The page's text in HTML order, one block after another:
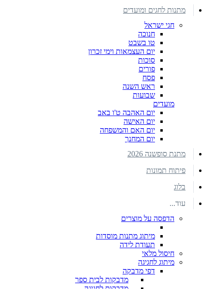
מתנות לחגים ומועדים
חגי ישראל
חנוכה
טו בשבט
יום העצמאות וימי זכרון
סוכות
פורים
פסח
ראש השנה
שבועות
מועדים
יום האהבה ט'ו באב
יום האישה
יום האם והמשפחה
יום המחנך
מתנת סופשנה 2026
פיתוח תמונות
בלוג
עוד...
הדפסה על מוצרים
מיתוג מתנות מוסדות
תעודת לידה
חיסול מלאי
מיתוג לחגיגה
דפי מדבקה
מדבקות לבית ספר